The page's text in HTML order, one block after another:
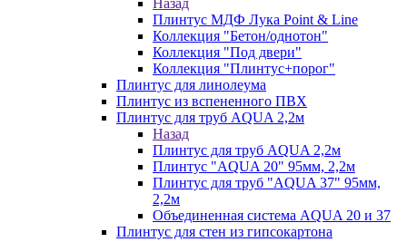
Назад
Плинтус МДФ Лука Point & Line
Коллекция "Бетон/однотон"
Коллекция "Под двери"
Коллекция "Плинтус+порог"
Плинтус для линолеума
Плинтус из вспененного ПВХ
Плинтус для труб AQUA 2,2м
Назад
Плинтус для труб AQUA 2,2м
Плинтус "AQUA 20" 95мм, 2,2м
Плинтус для труб "AQUA 37" 95мм,
2,2м
Объединенная система AQUA 20 и 37
Плинтус для стен из гипсокартона